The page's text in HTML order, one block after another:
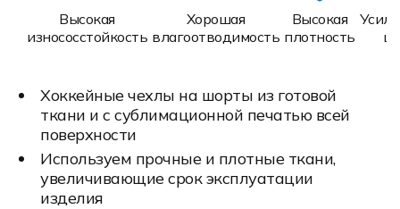
Высокая
износосстойкость
Хорошая
влагоотводимость
Высокая
плотность
Хоккейные чехлы на шорты из готовой
ткани и с сублимационной печатью всей
поверхности
Используем прочные и плотные ткани,
увеличивающие срок эксплуатации
изделия